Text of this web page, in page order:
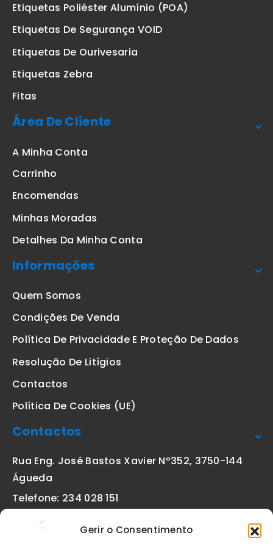
Gerir o Consentimento
Etiquetas Poliéster Alumínio (POA)
Etiquetas De Segurança VOID
Etiquetas De Ourivesaria
Etiquetas Zebra
Fitas
Área De Cliente
A Minha Conta
Carrinho
Encomendas
Minhas Moradas
Detalhes Da Minha Conta
Informações
Quem Somos
Condições De Venda
Política De Privacidade E Proteção De Dados
Resolução De Litígios
Contactos
Política De Cookies (UE)
Contactos
Rua Eng. José Bastos Xavier Nº352, 3750-144
Águeda
Telefone: 234 028 151
geral@etiquetas-online.pt